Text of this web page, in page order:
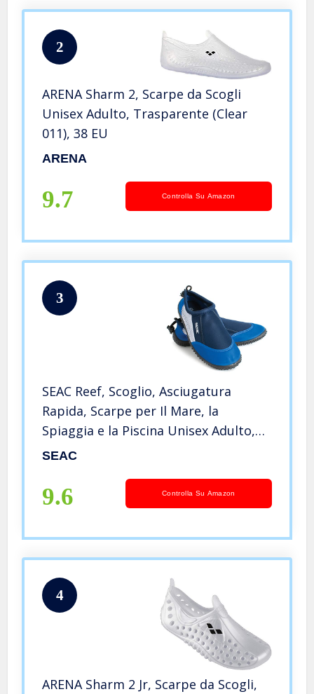
2
ARENA Sharm 2, Scarpe da Scogli
Unisex Adulto, Trasparente (Clear
011), 38 EU
ARENA
9.7 Controlla Su Amazon
3
SEAC Reef, Scoglio, Asciugatura
Rapida, Scarpe per Il Mare, la
Spiaggia e la Piscina Unisex Adulto,
Blu, 42 EU
SEAC
9.6 Controlla Su Amazon
4
ARENA Sharm 2 Jr, Scarpe da Scogli,